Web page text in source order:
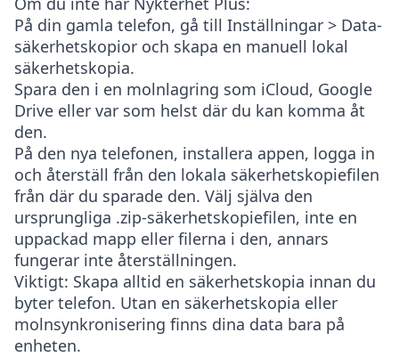
På din gamla telefon, gå till Inställningar > Data-
säkerhetskopior och skapa en manuell lokal
säkerhetskopia.
Spara den i en molnlagring som iCloud, Google
Drive eller var som helst där du kan komma åt
den.
På den nya telefonen, installera appen, logga in
och återställ från den lokala säkerhetskopiefilen
från där du sparade den. Välj själva den
ursprungliga .zip-säkerhetskopiefilen, inte en
uppackad mapp eller filerna i den, annars
fungerar inte återställningen.
Viktigt: Skapa alltid en säkerhetskopia innan du
byter telefon. Utan en säkerhetskopia eller
molnsynkronisering finns dina data bara på
enheten.